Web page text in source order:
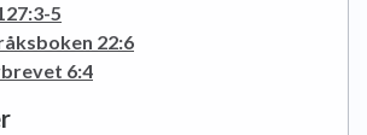
5
22:6
6:4